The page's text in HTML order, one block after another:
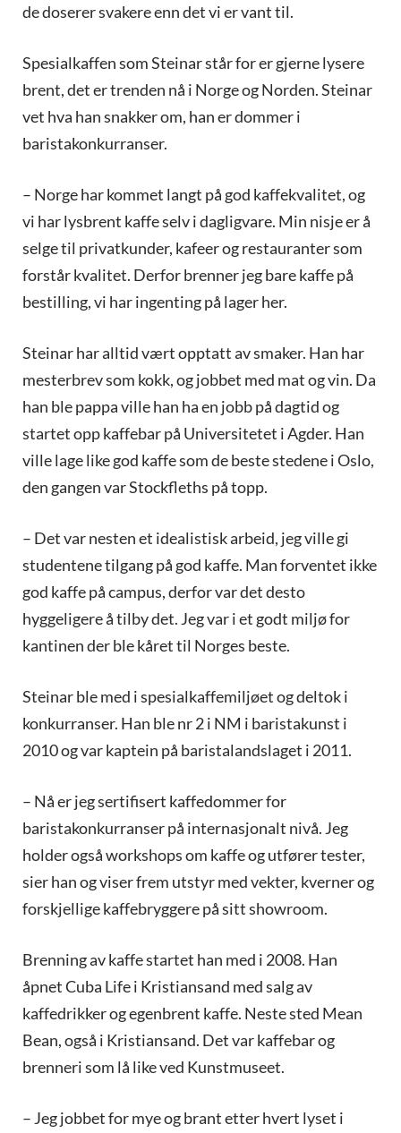
de doserer svakere enn det vi er vant til.
Spesialkaffen som Steinar står for er gjerne lysere
brent, det er trenden nå i Norge og Norden. Steinar
vet hva han snakker om, han er dommer i
baristakonkurranser.
– Norge har kommet langt på god kaffekvalitet, og
vi har lysbrent kaffe selv i dagligvare. Min nisje er å
selge til privatkunder, kafeer og restauranter som
forstår kvalitet. Derfor brenner jeg bare kaffe på
bestilling, vi har ingenting på lager her.
Steinar har alltid vært opptatt av smaker. Han har
mesterbrev som kokk, og jobbet med mat og vin. Da
han ble pappa ville han ha en jobb på dagtid og
startet opp kaffebar på Universitetet i Agder. Han
ville lage like god kaffe som de beste stedene i Oslo,
den gangen var Stockfleths på topp.
– Det var nesten et idealistisk arbeid, jeg ville gi
studentene tilgang på god kaffe. Man forventet ikke
god kaffe på campus, derfor var det desto
hyggeligere å tilby det. Jeg var i et godt miljø for
kantinen der ble kåret til Norges beste.
Steinar ble med i spesialkaffemiljøet og deltok i
konkurranser. Han ble nr 2 i NM i baristakunst i
2010 og var kaptein på baristalandslaget i 2011.
– Nå er jeg sertifisert kaffedommer for
baristakonkurranser på internasjonalt nivå. Jeg
holder også workshops om kaffe og utfører tester,
sier han og viser frem utstyr med vekter, kverner og
forskjellige kaffebryggere på sitt showroom.
Brenning av kaffe startet han med i 2008. Han
åpnet Cuba Life i Kristiansand med salg av
kaffedrikker og egenbrent kaffe. Neste sted Mean
Bean, også i Kristiansand. Det var kaffebar og
brenneri som lå like ved Kunstmuseet.
– Jeg jobbet for mye og brant etter hvert lyset i